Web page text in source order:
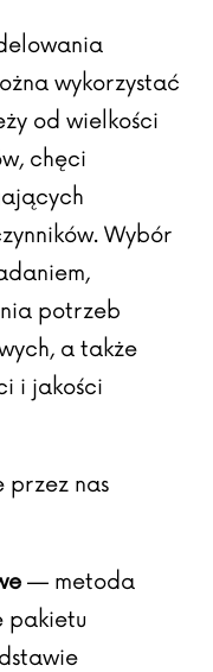
wykorzystać
od wielkości
chęci
Wybór
potrzeb
a także
i jakości
przez nas
— metoda
pakietu